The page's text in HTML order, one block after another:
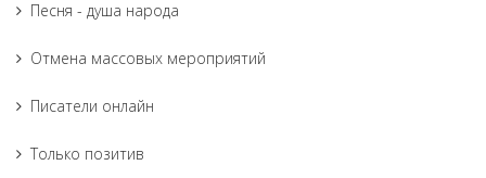
Песня - душа народа
Отмена массовых мероприятий
Писатели онлайн
Только позитив